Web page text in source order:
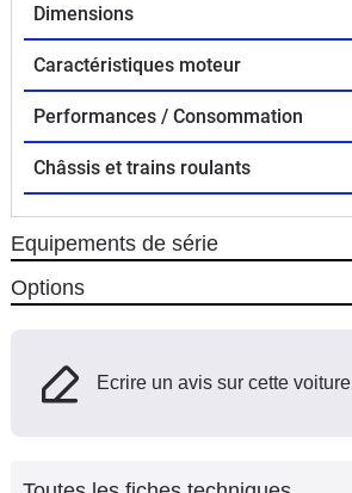
Dimensions
Caractéristiques moteur
Performances / Consommation
Châssis et trains roulants
Equipements de série
Options
Ecrire un avis sur cette voiture